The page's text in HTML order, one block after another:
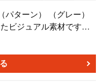
ターン） （グレー）
ビジュアル素材です。
た右矢印吹き出しの形
様など、多種多様なパ
が異なるニュアンスや